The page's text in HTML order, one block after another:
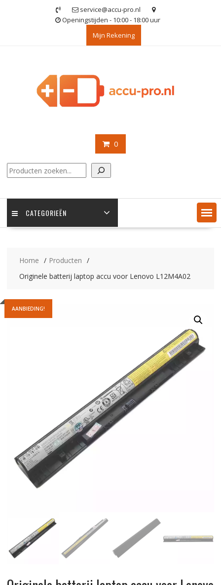
service@accu-pro.nl
Openingstijden - 10:00 - 18:00 uur
Mijn Rekening
0
Zoeken
CATEGORIEËN
Home
Producten
Originele batterij laptop accu voor Lenovo L12M4A02
AANBIEDING!